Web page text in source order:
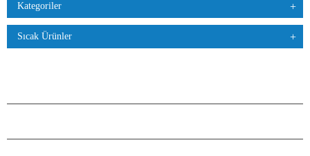
Kategoriler
Sıcak Ürünler